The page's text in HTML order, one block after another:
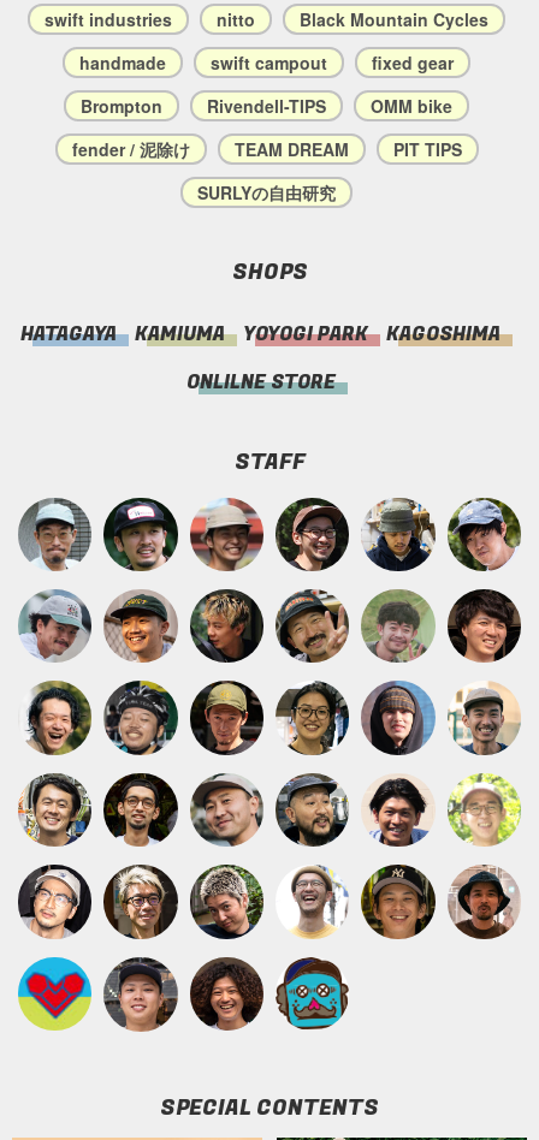
swift industries
nitto
Black Mountain Cycles
handmade
swift campout
fixed gear
Brompton
Rivendell-TIPS
OMM bike
fender / 泥除け
TEAM DREAM
PIT TIPS
SURLYの自由研究
SHOPS
HATAGAYA KAMIUMA YOYOGI PARK
KAGOSHIMA
ONLILNE STORE
STAFF
SPECIAL CONTENTS